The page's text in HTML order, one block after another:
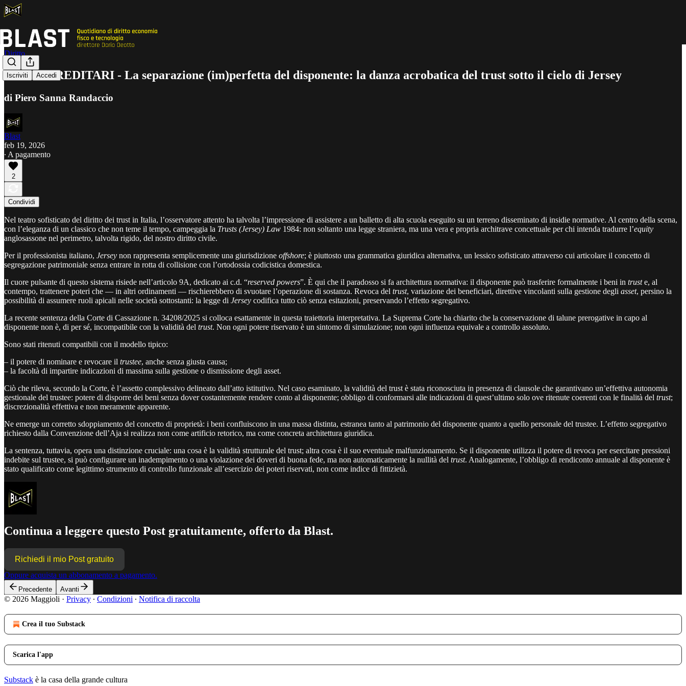
Iscriviti Accedi
Diritto
SPILLI EREDITARI - La separazione (im)perfetta del disponente: la danza acrobatica del trust sotto il cielo di Jersey
di Piero Sanna Randaccio
Blast
feb 19, 2026
∙ A pagamento
2
Condividi
Nel teatro sofisticato del diritto dei trust in Italia, l’osservatore attento ha talvolta l’impressione di assistere a un balletto di alta scuola eseguito su un terreno disseminato di insidie normative. Al centro della scena,
con l’eleganza di un classico che non teme il tempo, campeggia la Trusts (Jersey) Law 1984: non soltanto una legge straniera, ma una vera e propria architrave concettuale per chi intenda tradurre l’equity
anglosassone nel perimetro, talvolta rigido, del nostro diritto civile.
Per il professionista italiano, Jersey non rappresenta semplicemente una giurisdizione offshore; è piuttosto una grammatica giuridica alternativa, un lessico sofisticato attraverso cui articolare il concetto di
segregazione patrimoniale senza entrare in rotta di collisione con l’ortodossia codicistica domestica.
Il cuore pulsante di questo sistema risiede nell’articolo 9A, dedicato ai c.d. “reserved powers”. È qui che il paradosso si fa architettura normativa: il disponente può trasferire formalmente i beni in truste, al
contempo, trattenere poteri che — in altri ordinamenti — rischierebbero di svuotare l’operazione di sostanza. Revoca del trust, variazione dei beneficiari, direttive vincolanti sulla gestione degli asset, persino la
possibilità di assumere ruoli apicali nelle società sottostanti: la legge di Jersey codifica tutto ciò senza esitazioni, preservando l’effetto segregativo.
La recente sentenza della Corte di Cassazione n. 34208/2025 si colloca esattamente in questa traiettoria interpretativa. La Suprema Corte ha chiarito che la conservazione di talune prerogative in capo al
disponente non è, di per sé, incompatibile con la validità del trust. Non ogni potere riservato è un sintomo di simulazione; non ogni influenza equivale a controllo assoluto.
Sono stati ritenuti compatibili con il modello tipico:
– il potere di nominare e revocare il trustee, anche senza giusta causa;
– la facoltà di impartire indicazioni di massima sulla gestione o dismissione degli asset.
Ciò che rileva, secondo la Corte, è l’assetto complessivo delineato dall’atto istitutivo. Nel caso esaminato, la validità del trust è stata riconosciuta in presenza di clausole che garantivano un’effettiva autonomia
gestionale del trustee: potere di disporre dei beni senza dover costantemente rendere conto al disponente; obbligo di conformarsi alle indicazioni di quest’ultimo solo ove ritenute coerenti con le finalità del trust;
discrezionalità effettiva e non meramente apparente.
Ne emerge un corretto sdoppiamento del concetto di proprietà: i beni confluiscono in una massa distinta, estranea tanto al patrimonio del disponente quanto a quello personale del trustee. L’effetto segregativo
richiesto dalla Convenzione dell’Aja si realizza non come artificio retorico, ma come concreta architettura giuridica.
La sentenza, tuttavia, opera una distinzione cruciale: una cosa è la validità strutturale del trust; altra cosa è il suo eventuale malfunzionamento. Se il disponente utilizza il potere di revoca per esercitare pressioni
indebite sul trustee, si può configurare un inadempimento o una violazione dei doveri di buona fede, ma non automaticamente la nullità del trust. Analogamente, l’obbligo di rendiconto annuale al disponente è
stato qualificato come legittimo strumento di controllo funzionale all’esercizio dei poteri riservati, non come indice di fittizietà.
Continua a leggere questo Post gratuitamente, offerto da Blast.
Richiedi il mio Post gratuito
Oppure acquista un abbonamento a pagamento.
Precedente Avanti
© 2026 Maggioli · Privacy ∙ Condizioni ∙ Notifica di raccolta
Crea il tuo Substack
Scarica l'app
Substack è la casa della grande cultura